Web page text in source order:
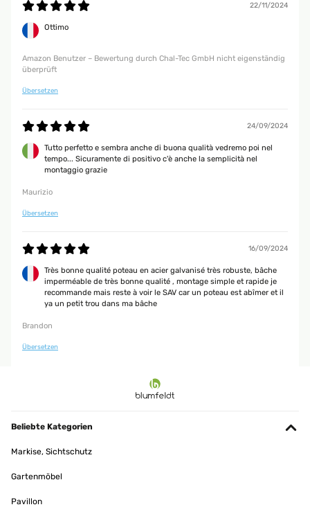
22/11/2024
Ottimo
Amazon Benutzer – Bewertung durch Chal-Tec GmbH nicht eigenständig
überprüft
Übersetzen
24/09/2024
Tutto perfetto e sembra anche di buona qualità vedremo poi nel
tempo... Sicuramente di positivo c'è anche la semplicità nel
montaggio grazie
Maurizio
Übersetzen
16/09/2024
Très bonne qualité poteau en acier galvanisé très robuste, bâche
imperméable de très bonne qualité , montage simple et rapide je
recommande mais reste à voir le SAV car un poteau est abîmer et il
ya un petit trou dans ma bâche
Brandon
Übersetzen
Beliebte Kategorien
Markise, Sichtschutz
Gartenmöbel
Pavillon